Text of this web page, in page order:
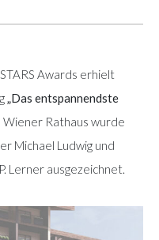
Awards erhielt
„Das entspannendste
Wiener Rathaus wurde
Michael Ludwig und
Lerner ausgezeichnet.